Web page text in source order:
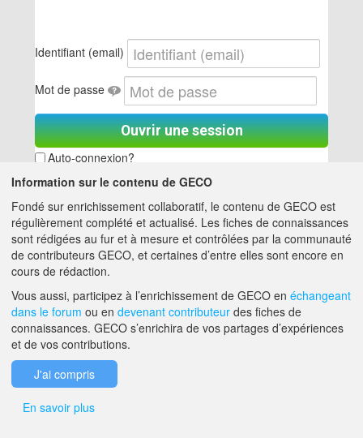
Identifiant (email)
Mot de passe
Ouvrir une session
Auto-connexion?
Créer un compte
Mot de passe oublié
A PROPOS DE GECO
F.A.Q. NOUS CONTACTER
Information sur le contenu de GECO
Fondé sur enrichissement collaboratif, le contenu de GECO est
régulièrement complété et actualisé. Les fiches de connaissances
sont rédigées au fur et à mesure et contrôlées par la communauté
de contributeurs GECO, et certaines d’entre elles sont encore en
cours de rédaction.
Vous aussi, participez à l’enrichissement de GECO en échangeant
dans le forum ou en devenant contributeur des fiches de
connaissances. GECO s’enrichira de vos partages d’expériences
et de vos contributions.
J'ai compris
En savoir plus